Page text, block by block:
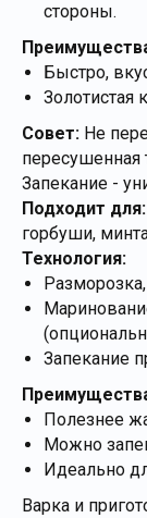
стороны.
Быстро,
Золотистая
Совет: Не
пересушенная
Запекание -
Подходит для:
горбуши,
Технология:
Запекание
Полезнее
Можно
Идеально
Варка и